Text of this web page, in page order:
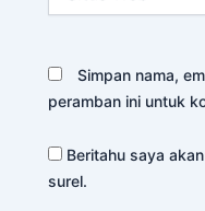
Simpan nama,
peramban ini untuk
Beritahu saya
surel.